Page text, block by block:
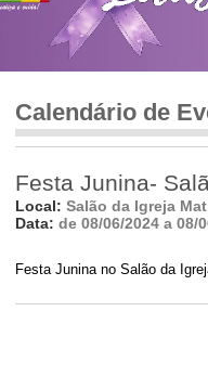
Calendário de
Festa Junina-
Local: Salão da Igreja
Data: de 08/06/2024 a 08/
Festa Junina no Salão da